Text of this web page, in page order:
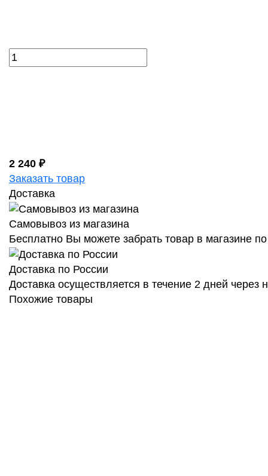
2 240 ₽
Заказать товар
Доставка
Самовывоз из магазина
Бесплатно Вы можете забрать товар в магазине
Доставка по России
Доставка осуществляется в течение 2 дней
Похожие товары